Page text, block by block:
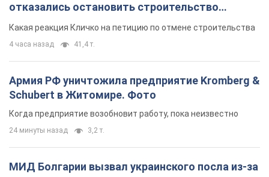
отказались остановить строительство
небоскреба "московского верующего"
Какая реакция Кличко на петицию по отмене строительства
4 часа назад 41,4 т.
Армия РФ уничтожила предприятие Kromberg &
Schubert в Житомире. Фото
Когда предприятие возобновит работу, пока неизвестно
24 минуты назад 3,2 т.
МИД Болгарии вызвал украинского посла из-за